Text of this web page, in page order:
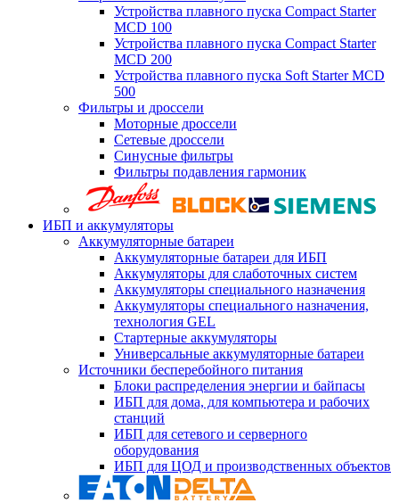
Устройства плавного пуска Compact Starter
MCD 100
Устройства плавного пуска Compact Starter
MCD 200
Устройства плавного пуска Soft Starter MCD
500
Фильтры и дроссели
Моторные дроссели
Сетевые дроссели
Синусные фильтры
Фильтры подавления гармоник
ИБП и аккумуляторы
Аккумуляторные батареи
Аккумуляторные батареи для ИБП
Аккумуляторы для слаботочных систем
Аккумуляторы специального назначения
Аккумуляторы специального назначения,
технология GEL
Стартерные аккумуляторы
Универсальные аккумуляторные батареи
Источники бесперебойного питания
Блоки распределения энергии и байпасы
ИБП для дома, для компьютера и рабочих
станций
ИБП для сетевого и серверного
оборудования
ИБП для ЦОД и производственных объектов